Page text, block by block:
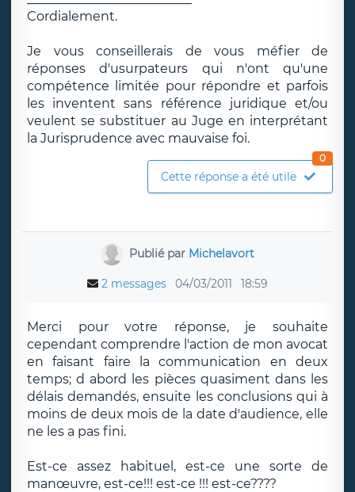
Cordialement.
Je vous conseillerais de vous méfier de
réponses d'usurpateurs qui n'ont qu'une
compétence limitée pour répondre et parfois
les inventent sans référence juridique et/ou
veulent se substituer au Juge en interprétant
la Jurisprudence avec mauvaise foi.
Cette réponse a été utile
0
Publié par Michelavort
2 messages 04/03/2011 18:59
Merci pour votre réponse, je souhaite
cependant comprendre l'action de mon avocat
en faisant faire la communication en deux
temps; d abord les pièces quasiment dans les
délais demandés, ensuite les conclusions qui à
moins de deux mois de la date d'audience, elle
ne les a pas fini.
Est-ce assez habituel, est-ce une sorte de
manœuvre, est-ce!!! est-ce !!! est-ce????